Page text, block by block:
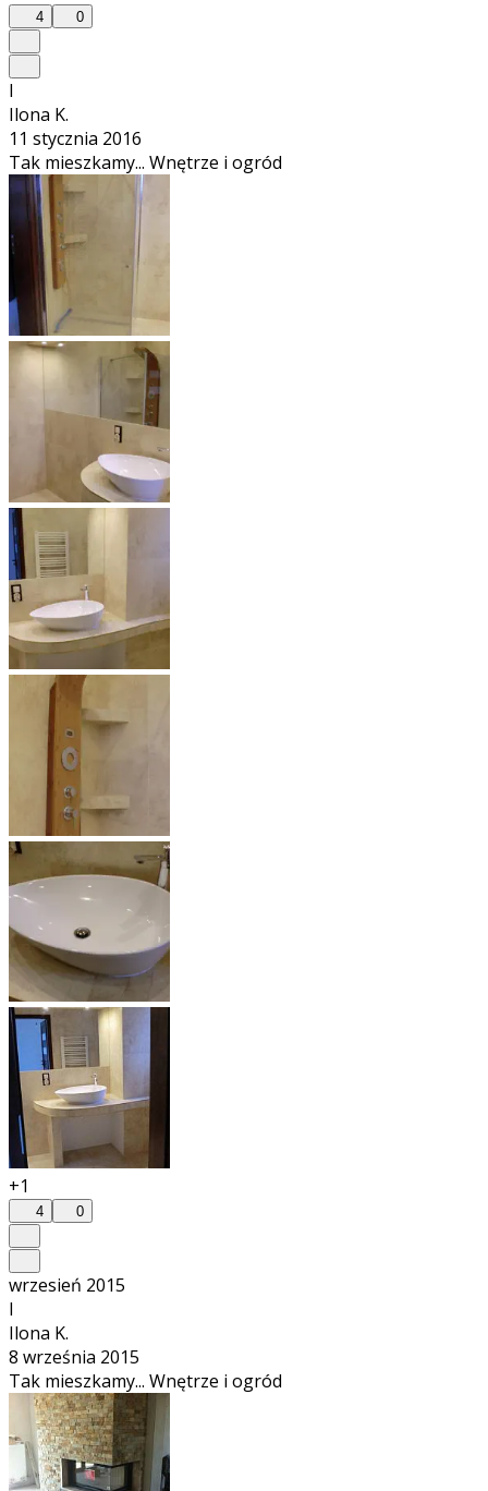
4 0
I
Ilona K.
11 stycznia 2016
Tak mieszkamy... Wnętrze i ogród
+1
4 0
wrzesień 2015
I
Ilona K.
8 września 2015
Tak mieszkamy... Wnętrze i ogród